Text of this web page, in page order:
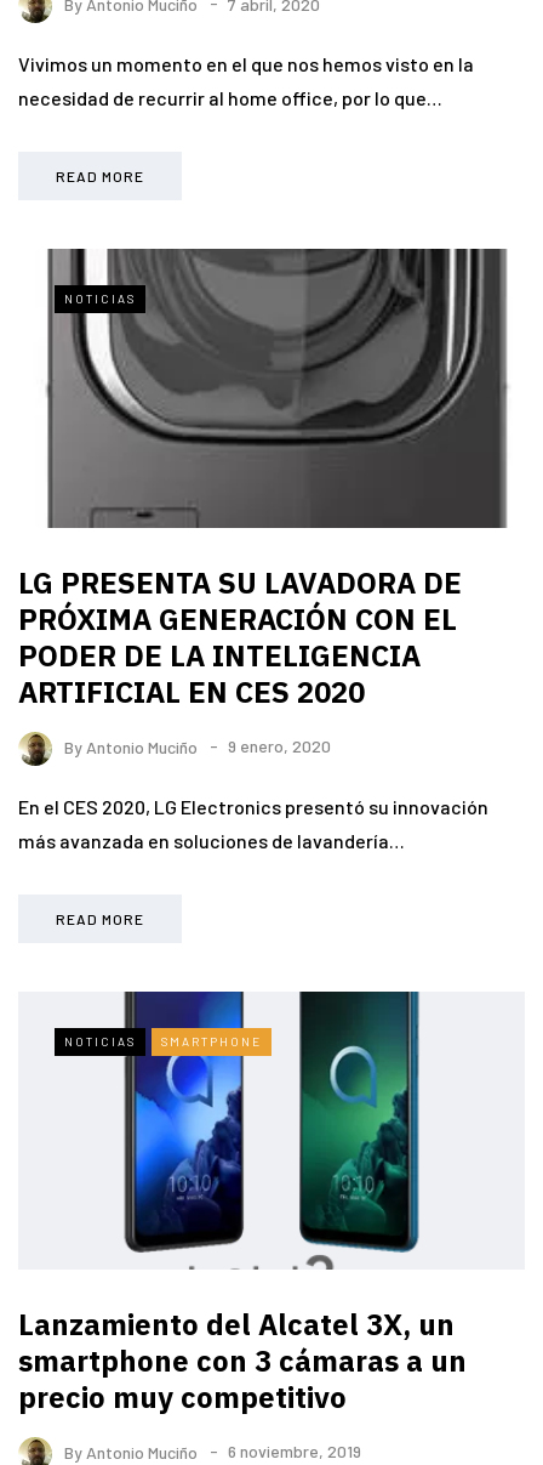
Vivimos un momento en el que nos hemos visto en la
necesidad de recurrir al home office, por lo que…
READ MORE
NOTICIAS
LG PRESENTA SU LAVADORA DE
PRÓXIMA GENERACIÓN CON EL
PODER DE LA INTELIGENCIA
ARTIFICIAL EN CES 2020
By Antonio Muciño 9 enero, 2020
En el CES 2020, LG Electronics presentó su innovación
más avanzada en soluciones de lavandería…
READ MORE
NOTICIAS SMARTPHONE
Lanzamiento del Alcatel 3X, un
smartphone con 3 cámaras a un
precio muy competitivo
By Antonio Muciño 6 noviembre, 2019